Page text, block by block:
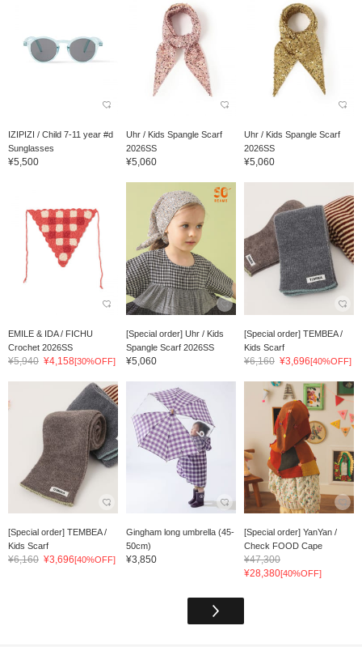
IZIPIZI / Child 7-11 year #d
Sunglasses
¥5,500
Uhr / Kids Spangle Scarf
2026SS
¥5,060
Uhr / Kids Spangle Scarf
2026SS
¥5,060
EMILE & IDA / FICHU
Crochet 2026SS
¥5,940 ¥4,158[30%OFF]
[Special order] Uhr / Kids
Spangle Scarf 2026SS
¥5,060
[Special order] TEMBEA /
Kids Scarf
¥6,160 ¥3,696[40%OFF]
[Special order] TEMBEA /
Kids Scarf
¥6,160 ¥3,696[40%OFF]
Gingham long umbrella (45-
50cm)
¥3,850
[Special order] YanYan /
Check FOOD Cape
¥47,300
¥28,380[40%OFF]